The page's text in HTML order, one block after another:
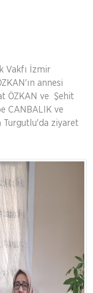
Vakfı İzmir
annesi
ÖZKAN ve Şehit
CANBALIK ve
Turgutlu'da ziyaret